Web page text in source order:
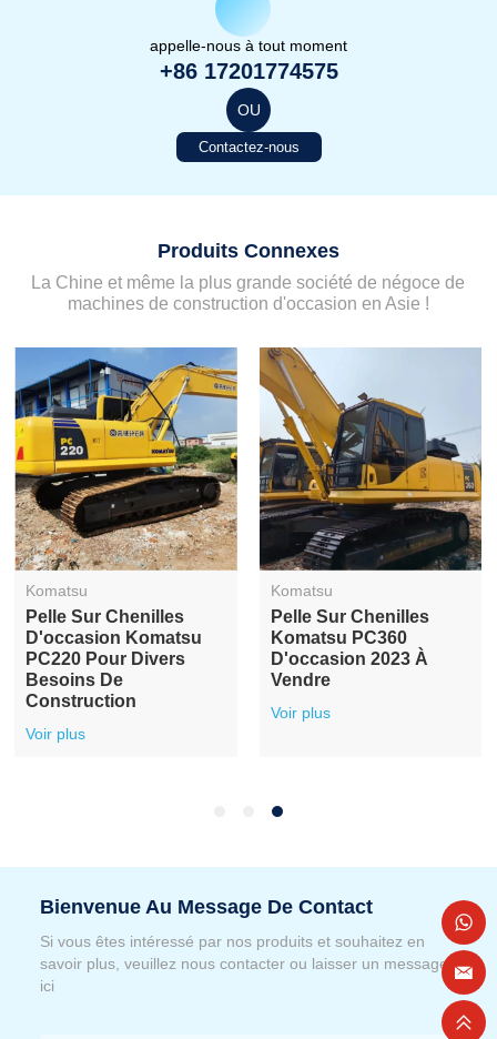
appelle-nous à tout moment
+86 17201774575
OU
Contactez-nous
Produits Connexes
La Chine et même la plus grande société de négoce de
machines de construction d'occasion en Asie !
Komatsu
Pelle Sur Chenilles
D'occasion Komatsu
PC220 Pour Divers
Besoins De
Construction
Voir plus
Komatsu
Pelle Sur Chenilles
Komatsu PC360
D'occasion 2023 À
Vendre
Voir plus
Bienvenue Au Message De Contact
Si vous êtes intéressé par nos produits et souhaitez en
savoir plus, veuillez nous contacter ou laisser un message
ici